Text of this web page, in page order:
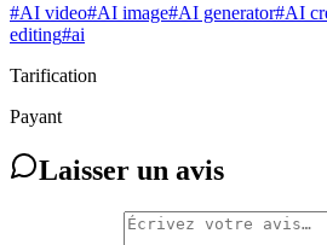
#AI video#AI image#AI generator#AI
editing#ai
Tarification
Payant
Laisser un avis